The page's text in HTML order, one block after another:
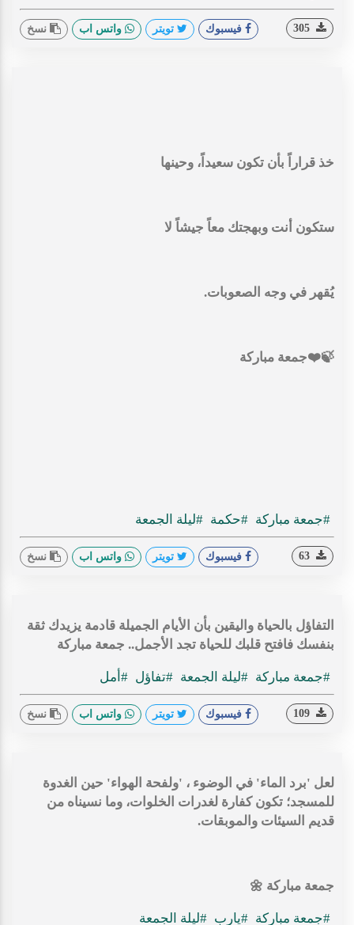
فيسبوك تويتر واتس اب نسخ
‌‏خذ قراراً بأن تكون سعيداً، وحينها
ستكون أنت وبهجتك معاً جيشاً لا
يُقهر في وجه الصعوبات.
🍃❤️جمعة مباركة
#جمعة مباركة #حكمة #ليلة الجمعة
فيسبوك تويتر واتس اب نسخ
التفاؤل بالحياة واليقين بأن الأيام الجميلة قادمة يزيدك ثقة
بنفسك فافتح قلبك للحياة تجد الأجمل.. جمعة مباركة
#جمعة مباركة #ليلة الجمعة #تفاؤل #أمل
فيسبوك تويتر واتس اب نسخ
لعل 'برد الماء' في الوضوء ، 'ولفحة الهواء' حين الغدوة
للمسجد؛ تكون كفارة لغدرات الخلوات، وما نسيناه من
قديم السيئات والموبقات.
جمعة مباركة 🌼
#جمعة مباركة #يارب #ليلة الجمعة